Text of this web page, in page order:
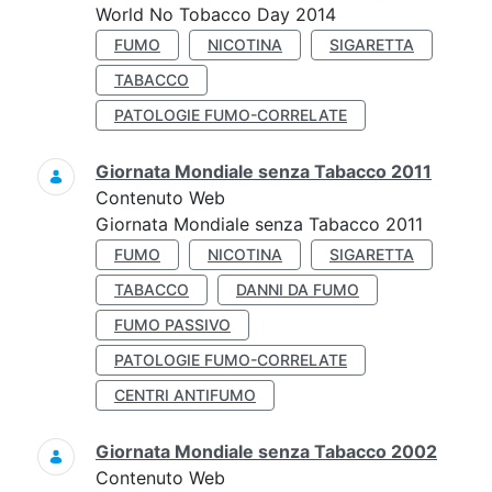
World No Tobacco Day 2014
FUMO NICOTINA
SIGARETTA
TABACCO
PATOLOGIE FUMO-CORRELATE
Giornata Mondiale senza Tabacco 2011
Contenuto Web
Giornata Mondiale senza Tabacco 2011
FUMO NICOTINA
SIGARETTA
TABACCO
DANNI DA FUMO
FUMO PASSIVO
PATOLOGIE FUMO-CORRELATE
CENTRI ANTIFUMO
Giornata Mondiale senza Tabacco 2002
Contenuto Web